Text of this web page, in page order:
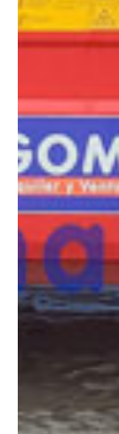
Compara esta y
en contacto con
¿Te
esta
Rellena este
sobre esta
directo
LGMG